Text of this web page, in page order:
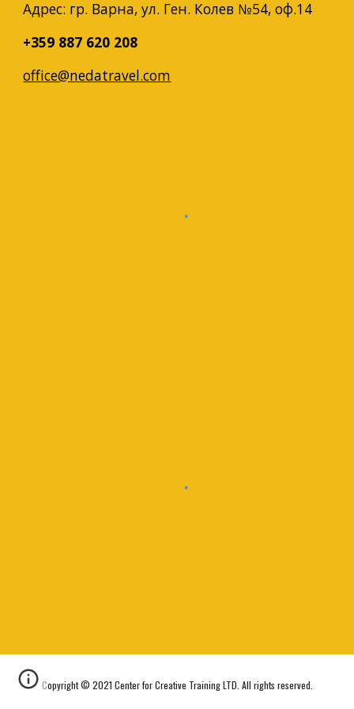
Адрес: гр. Варна, ул. Ген. Колев №54, оф.14
+359 887 620 208
office@nedatravel.com
Copyright © 2021 Center for Creative Training LTD. All rights reserved.